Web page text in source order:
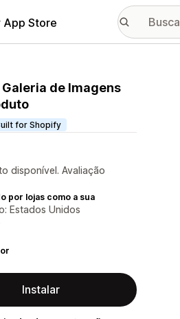
App Store
Galeria de Imagens
for Shopify
disponível. Avaliação
por lojas como a sua
Estados Unidos
Instalar